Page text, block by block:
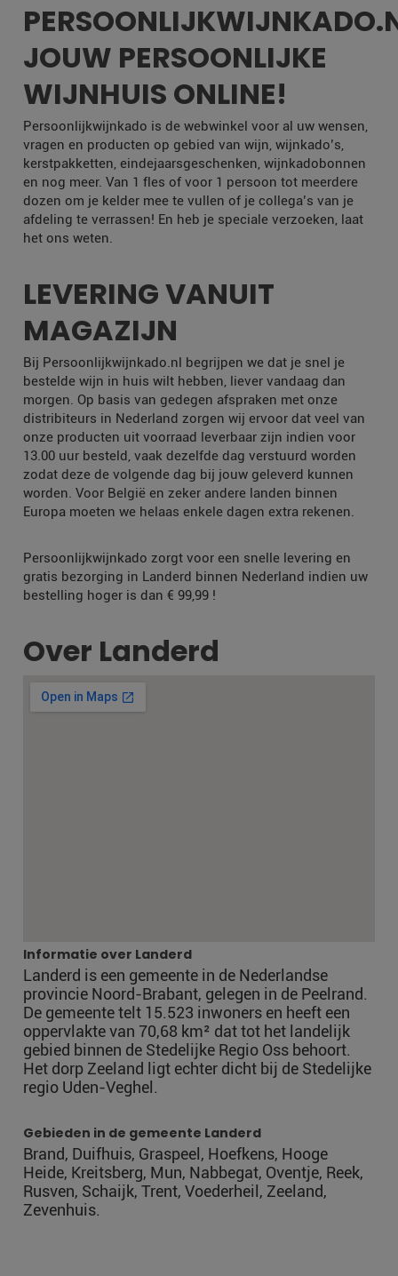
JOUW PERSOONLIJKE
WIJNHUIS ONLINE!
Persoonlijkwijnkado is de webwinkel voor al uw wensen,
vragen en producten op gebied van wijn, wijnkado’s,
kerstpakketten, eindejaarsgeschenken, wijnkadobonnen
en nog meer. Van 1 fles of voor 1 persoon tot meerdere
dozen om je kelder mee te vullen of je collega’s van je
afdeling te verrassen! En heb je speciale verzoeken, laat
het ons weten.
LEVERING VANUIT
MAGAZIJN
Bij Persoonlijkwijnkado.nl begrijpen we dat je snel je
bestelde wijn in huis wilt hebben, liever vandaag dan
morgen. Op basis van gedegen afspraken met onze
distribiteurs in Nederland zorgen wij ervoor dat veel van
onze producten uit voorraad leverbaar zijn indien voor
13.00 uur besteld, vaak dezelfde dag verstuurd worden
zodat deze de volgende dag bij jouw geleverd kunnen
worden. Voor België en zeker andere landen binnen
Europa moeten we helaas enkele dagen extra rekenen.
Persoonlijkwijnkado zorgt voor een snelle levering en
gratis bezorging in Landerd binnen Nederland indien uw
bestelling hoger is dan € 99,99 !
Over Landerd
Informatie over Landerd
Landerd is een gemeente in de Nederlandse
provincie Noord-Brabant, gelegen in de Peelrand.
De gemeente telt 15.523 inwoners en heeft een
oppervlakte van 70,68 km² dat tot het landelijk
gebied binnen de Stedelijke Regio Oss behoort.
Het dorp Zeeland ligt echter dicht bij de Stedelijke
regio Uden-Veghel.
Gebieden in de gemeente Landerd
Brand, Duifhuis, Graspeel, Hoefkens, Hooge
Heide, Kreitsberg, Mun, Nabbegat, Oventje, Reek,
Rusven, Schaijk, Trent, Voederheil, Zeeland,
Zevenhuis.